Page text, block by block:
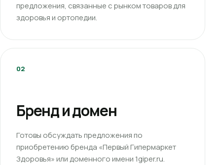
предложения, связанные с рынком товаров для
здоровья и ортопедии.
02
Бренд и домен
Готовы обсуждать предложения по
приобретению бренда «Первый Гипермаркет
Здоровья» или доменного имени 1giper.ru.